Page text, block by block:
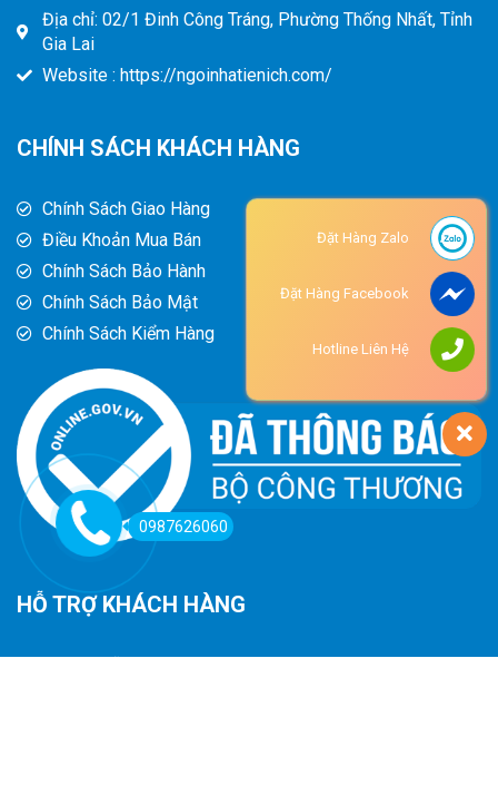
Địa chỉ: 02/1 Đinh Công Tráng, Phường Thống Nhất, Tỉnh
Gia Lai
Website : https://ngoinhatienich.com/
CHÍNH SÁCH KHÁCH HÀNG
Chính Sách Giao Hàng
Điều Khoản Mua Bán
Chính Sách Bảo Hành
Chính Sách Bảo Mật
Chính Sách Kiểm Hàng
HỖ TRỢ KHÁCH HÀNG
0987626060
Đặt Hàng Zalo
Đặt Hàng Facebook
Hotline Liên Hệ